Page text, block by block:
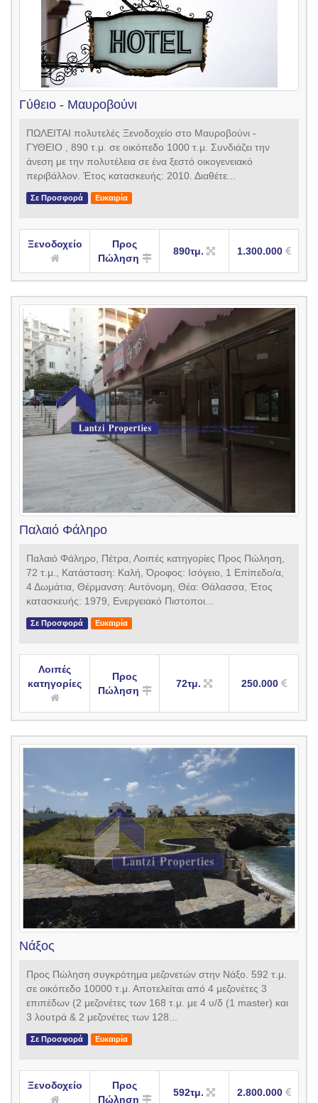
Γύθειο - Μαυροβούνι
ΠΩΛΕΙΤΑΙ πολυτελές Ξενοδοχείο στο Μαυροβούνι -
ΓΥΘΕΙΟ , 890 τ.μ. σε οικόπεδο 1000 τ.μ. Συνδιάζει την
άνεση με την πολυτέλεια σε ένα ξεστό οικογενειακό
περιβάλλον. Έτος κατασκευής: 2010. Διαθέτε...
Σε Προσφορά Ευκαιρία
Ξενοδοχείο
Προς
Πώληση
890τμ. 1.300.000
Παλαιό Φάληρο
Παλαιό Φάληρο, Πέτρα, Λοιπές κατηγορίες Προς Πώληση,
72 τ.μ., Κατάσταση: Καλή, Όροφος: Ισόγειο, 1 Επίπεδο/α,
4 Δωμάτια, Θέρμανση: Αυτόνομη, Θέα: Θάλασσα, Έτος
κατασκευής: 1979, Ενεργειακό Πιστοποι...
Σε Προσφορά Ευκαιρία
Λοιπές
κατηγορίες
Προς
Πώληση
72τμ. 250.000
Νάξος
Προς Πώληση συγκρότημα μεζονετών στην Νάξο. 592 τ.μ.
σε οικόπεδο 10000 τ.μ. Αποτελείται από 4 μεζονέτες 3
επιπέδων (2 μεζονέτες των 168 τ.μ. με 4 υ/δ (1 master) και
3 λουτρά & 2 μεζονέτες των 128...
Σε Προσφορά Ευκαιρία
Ξενοδοχείο
Προς
Πώληση
592τμ. 2.800.000